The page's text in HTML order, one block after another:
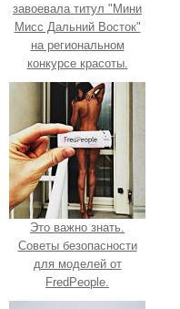
завоевала титул "Мини
Мисс Дальний Восток"
на региональном
конкурсе красоты.
Это важно знать.
Советы безопасности
для моделей от
FredPeople.